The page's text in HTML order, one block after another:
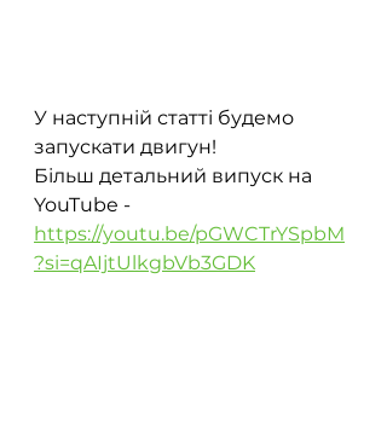
У наступній статті будемо
запускати двигун!
Більш детальний випуск на
YouTube -
https://youtu.be/pGWCTrYSpbM
?si=qAIjtUlkgbVb3GDK